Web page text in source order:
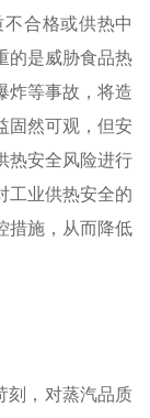
合格或供热中
的是威胁食品热
炸等事故，将造
固然可观，但安
热安全风险进行
工业供热安全的
措施，从而降低
刻，对蒸汽品质